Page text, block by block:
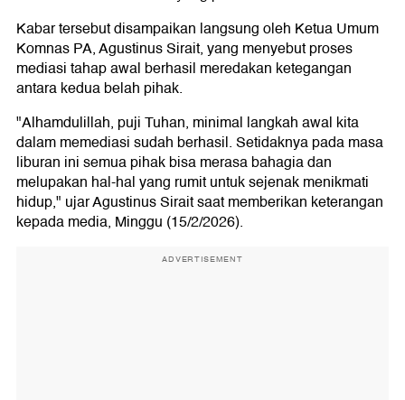
Kabar tersebut disampaikan langsung oleh Ketua Umum
Komnas PA, Agustinus Sirait, yang menyebut proses
mediasi tahap awal berhasil meredakan ketegangan
antara kedua belah pihak.
"Alhamdulillah, puji Tuhan, minimal langkah awal kita
dalam memediasi sudah berhasil. Setidaknya pada masa
liburan ini semua pihak bisa merasa bahagia dan
melupakan hal-hal yang rumit untuk sejenak menikmati
hidup," ujar Agustinus Sirait saat memberikan keterangan
kepada media, Minggu (15/2/2026).
ADVERTISEMENT